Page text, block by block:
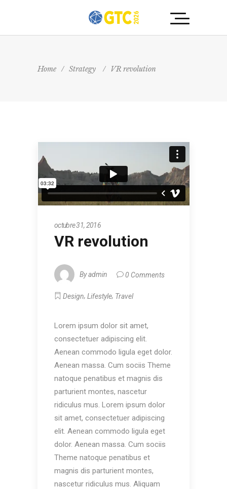
Home / Strategy / VR revolution
octubre 31, 2016
VR revolution
Byadmin 0 Comments
Design, Lifestyle, Travel
Lorem ipsum dolor sit amet,
consectetuer adipiscing elit.
Aenean commodo ligula eget dolor.
Aenean massa. Cum sociis Theme
natoque penatibus et magnis dis
parturient montes, nascetur
ridiculus mus. Lorem ipsum dolor
sit amet, consectetuer adipiscing
elit. Aenean commodo ligula eget
dolor. Aenean massa. Cum sociis
Theme natoque penatibus et
magnis dis parturient montes,
nascetur ridiculus mus. Aliquam